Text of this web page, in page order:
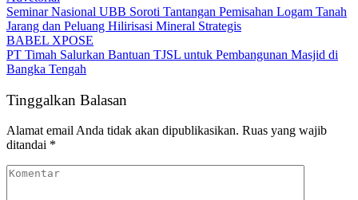
Seminar Nasional UBB Soroti Tantangan Pemisahan Logam Tanah
Jarang dan Peluang Hilirisasi Mineral Strategis
BABEL XPOSE
PT Timah Salurkan Bantuan TJSL untuk Pembangunan Masjid di
Bangka Tengah
Tinggalkan Balasan
Alamat email Anda tidak akan dipublikasikan. Ruas yang wajib
ditandai *